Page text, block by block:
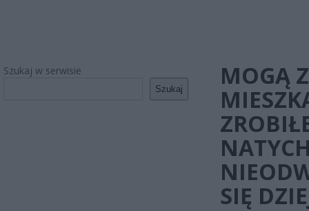
Szukaj w serwisie
Szukaj
MOGĄ
SIĘ